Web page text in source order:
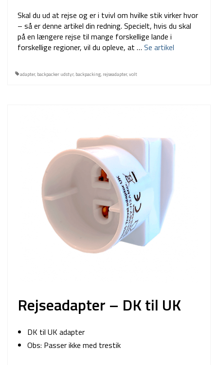
Skal du ud at rejse og er i tvivl om hvilke stik virker hvor
– så er denne artikel din redning. Specielt, hvis du skal
på en længere rejse til mange forskellige lande i
forskellige regioner, vil du opleve, at … Se artikel
adapter, backpacker udstyr, backpacking, rejseadapter,volt
Rejseadapter – DK til UK
DK til UK adapter
Obs: Passer ikke med trestik